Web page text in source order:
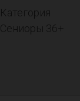
Категория
Сениоры 36+